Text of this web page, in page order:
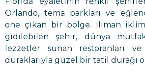
Orlando, tema parkları ve
öne çıkan bir bölge. Ilıman
gidilebilen şehir, dünya
lezzetler sunan restoranları
duraklarıyla güzel bir tatil durağı